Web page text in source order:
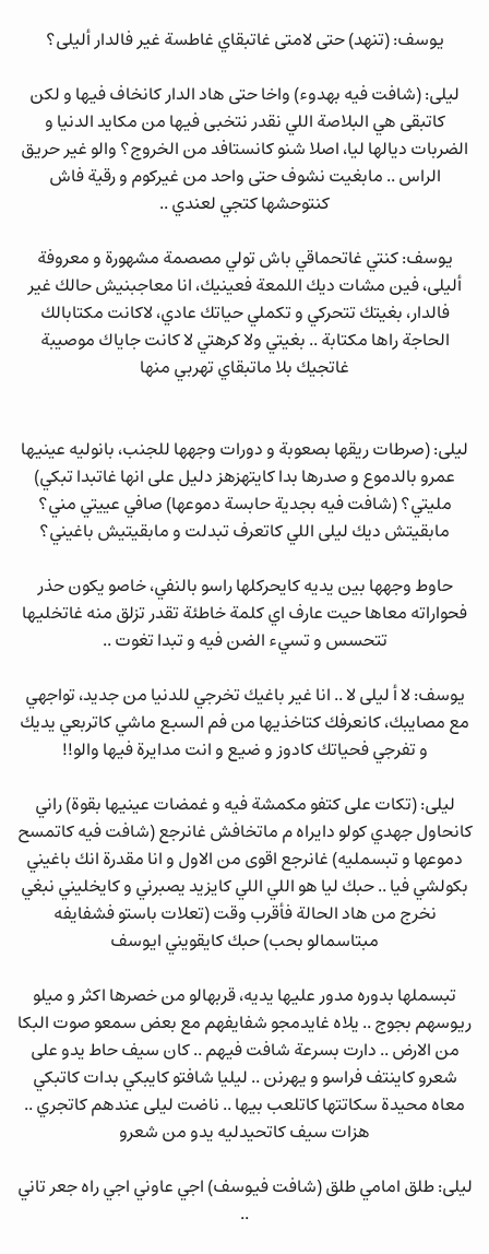
يوسف: (تنهد) حتى لامتى غاتبقاي غاطسة غير فالدار أليلى؟
ليلى: (شافت فيه بهدوء) واخا حتى هاد الدار كانخاف فيها و لكن
كاتبقى هي البلاصة اللي نقدر نتخبى فيها من مكايد الدنيا و
الضربات ديالها ليا، اصلا شنو كانستافد من الخروج؟ والو غير حريق
الراس .. مابغيت نشوف حتى واحد من غيركوم و رقية فاش
كنتوحشها كتجي لعندي ..
يوسف: كنتي غاتحماقي باش تولي مصصمة مشهورة و معروفة
أليلى، فين مشات ديك اللمعة فعينيك، انا معاجبنيش حالك غير
فالدار، بغيتك تتحركي و تكملي حياتك عادي، لاكانت مكتابالك
الحاجة راها مكتابة .. بغيتي ولا كرهتي لا كانت جاياك موصيبة
غاتجيك بلا ماتبقاي تهربي منها
ليلى: (صرطات ريقها بصعوبة و دورات وجهها للجنب، بانوليه عينيها
عمرو بالدموع و صدرها بدا كايتهزهز دليل على انها غاتبدا تبكي)
مليتي؟ (شافت فيه بجدية حابسة دموعها) صافي عييتي مني؟
مابقيتش ديك ليلى اللي كاتعرف تبدلت و مابقيتيش باغيني؟
حاوط وجهها بين يديه كايحركلها راسو بالنفي، خاصو يكون حذر
فحواراته معاها حيت عارف اي كلمة خاطئة تقدر تزلق منه غاتخليها
تتحسس و تسيء الضن فيه و تبدا تغوت ..
يوسف: لا أ ليلى لا .. انا غير باغيك تخرجي للدنيا من جديد، تواجهي
مع مصايبك، كانعرفك كتاخذيها من فم السبع ماشي كاتربعي يديك
و تفرجي فحياتك كادوز و ضيع و انت مدايرة فيها والو!!
ليلى: (تكات على كتفو مكمشة فيه و غمضات عينيها بقوة) راني
كانحاول جهدي كولو دايراه م ماتخافش غانرجع (شافت فيه كاتمسح
دموعها و تبسمليه) غانرجع اقوى من الاول و انا مقدرة انك باغيني
بكولشي فيا .. حبك ليا هو اللي اللي كايزيد يصبرني و كايخليني نبغي
نخرج من هاد الحالة فأقرب وقت (تعلات باستو فشفايفه
مبتاسمالو بحب) حبك كايقويني ايوسف
تبسملها بدوره مدور عليها يديه، قربهالو من خصرها اكثر و ميلو
ريوسهم بجوج .. يلاه غايدمجو شفايفهم مع بعض سمعو صوت البكا
من الارض .. دارت بسرعة شافت فيهم .. كان سيف حاط يدو على
شعرو كاينتف فراسو و يهرنن .. ليليا شافتو كايبكي بدات كاتبكي
معاه محيدة سكاتتها كاتلعب بيها .. ناضت ليلى عندهم كاتجري ..
هزات سيف كاتحيدليه يدو من شعرو
ليلى: طلق امامي طلق (شافت فيوسف) اجي عاوني اجي راه جعر تاني
..